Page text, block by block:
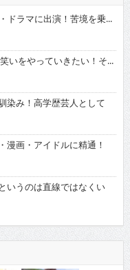
ラマに出演！苦境を乗...
いをやっていきたい！そ...
み！高学歴芸人として
画・アイドルに精通！
うのは直線ではなくい